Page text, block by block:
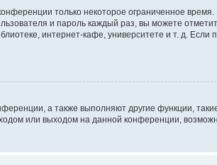
только некоторое ограниченное
и пароль каждый раз, вы можете
интернет-кафе, университете и т. д. Если
а также выполняют другие функции,
или выходом на данной конференции,